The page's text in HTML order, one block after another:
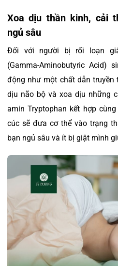
Xoa dịu thần kinh, cải
ngủ sâu
Đối với người bị rối loạn
(Gamma-Aminobutyric Acid)
động như một chất dẫn truyền
dịu não bộ và xoa dịu những
amin Tryptophan kết hợp
cúc sẽ đưa cơ thể vào trạng
bạn ngủ sâu và ít bị giật mình